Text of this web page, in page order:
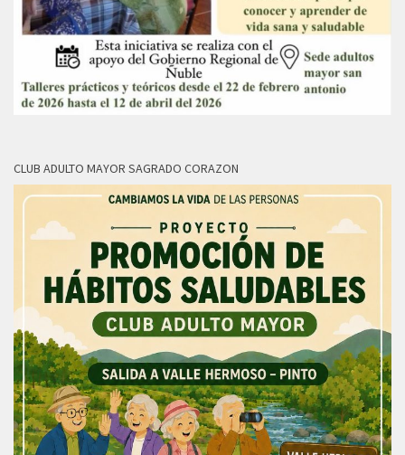
CLUB ADULTO MAYOR SAGRADO CORAZON